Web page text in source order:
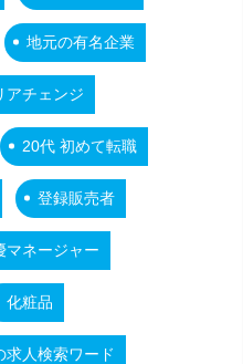
地元の有名企業
アチェンジ
20代 初めて転職
登録販売者
マネージャー
化粧品
求人検索ワード